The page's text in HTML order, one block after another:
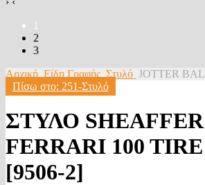
1
2
3
Αρχική Είδη Γραφής Στυλό JOTTER
Πίσω στο: 251-Στυλό
ΣΤΥΛΟ SHEAFFER
FERRARI 100
[9506-2]